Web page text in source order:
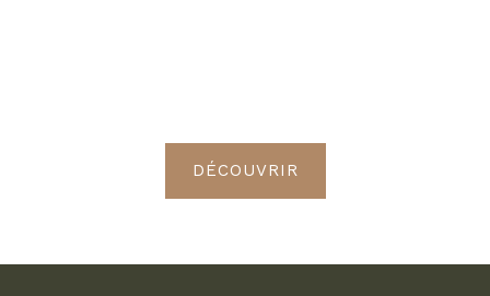
DÉCOUVRIR